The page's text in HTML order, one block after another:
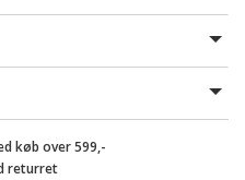
køb over 599,-
returret